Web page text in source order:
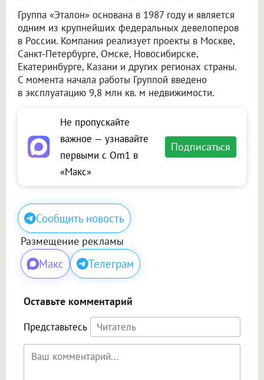
Группа «Эталон» основана в 1987 году и является
одним из крупнейших федеральных девелоперов
в России. Компания реализует проекты в Москве,
Санкт-Петербурге, Омске, Новосибирске,
Екатеринбурге, Казани и других регионах страны.
С момента начала работы Группой введено
в эксплуатацию 9,8 млн кв. м недвижимости.
Не пропускайте
важное — узнавайте
первыми с Om1 в
«Макс»
Подписаться
Сообщить новость
Размещение рекламы
Макс Телеграм
Оставьте комментарий
Представьтесь